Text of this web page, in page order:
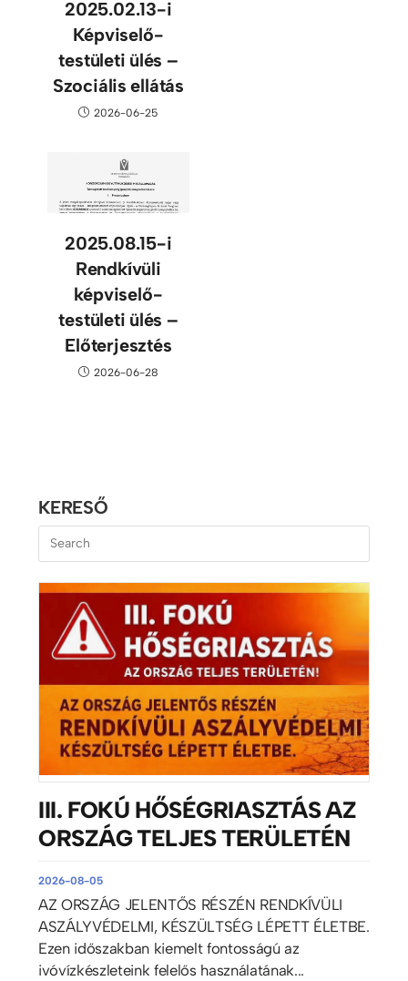
2025.02.13-i
Képviselő-
testületi ülés –
Szociális ellátás
2026-06-25
2025.08.15-i
Rendkívüli
képviselő-
testületi ülés –
Előterjesztés
2026-06-28
KERESŐ
III. FOKÚ HŐSÉGRIASZTÁS AZ
ORSZÁG TELJES TERÜLETÉN
2026-08-05
AZ ORSZÁG JELENTŐS RÉSZÉN RENDKÍVÜLI
ASZÁLYVÉDELMI, KÉSZÜLTSÉG LÉPETT ÉLETBE.
Ezen időszakban kiemelt fontosságú az
ivóvízkészleteink felelős használatának...